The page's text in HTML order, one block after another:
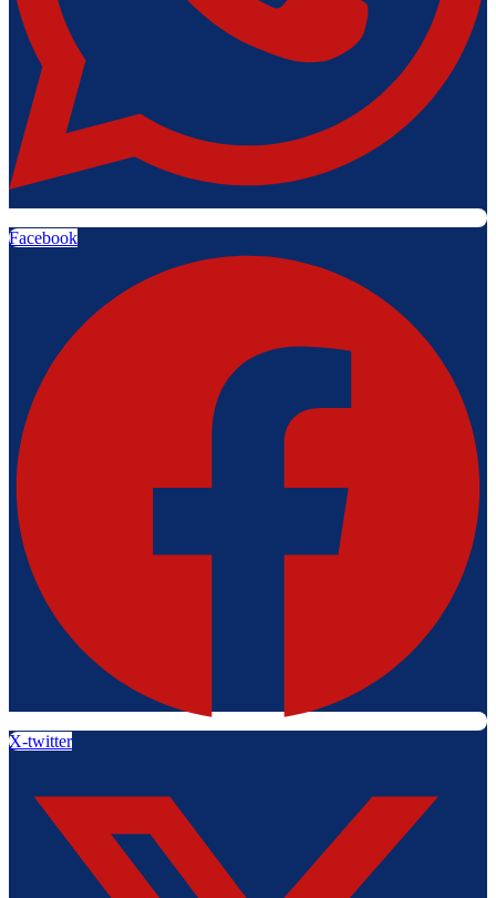
Facebook
X-twitter